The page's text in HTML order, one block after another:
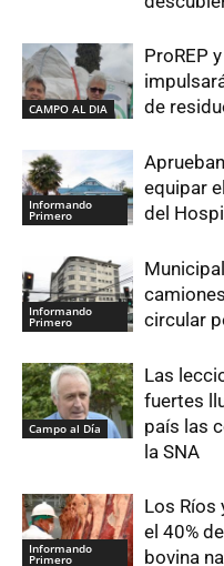
CAMPO AL DIA
ProREP
de
Informando
Primero
equipar
del
Informando
Primero
circular
Campo al Día
Las
fuertes
país las
la SNA
Informando
Primero
Los Ríos
el 40%
bovina